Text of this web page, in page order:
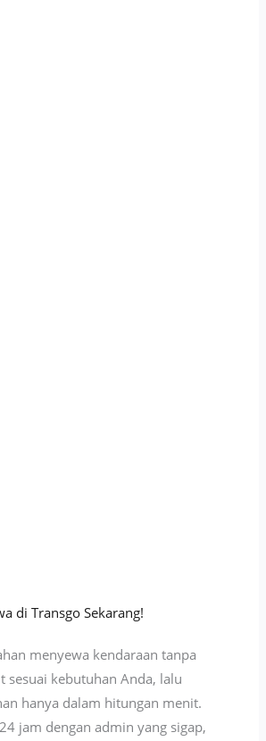
di Transgo Sekarang!
menyewa kendaraan tanpa
sesuai kebutuhan Anda, lalu
hanya dalam hitungan menit.
jam dengan admin yang sigap,